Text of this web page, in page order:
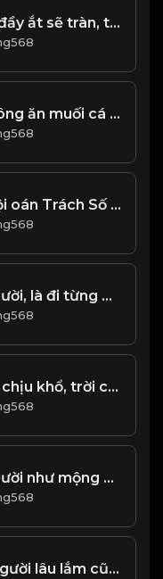
Nước đầy ắt sẽ tràn, trăng tròn rồi lại khuyết! & Đạo
Cá không ăn muối cá ươn... Con cãi cha mẹ trăm đường con hư! & Đạo
Chớ vội oán Trách Số Phận Không Công Bằng, cũng đừng oán trách cơ hội quá xa vời...! & Đạo
Đời người, là đi từng bước từng bước và vứt bỏ từng chút từng chút...! & Đạo
Người chịu khổ, trời cao phụ! Đạo
Đời người như mộng như mơ, vô thường là trạng thái bình thường của sinh mệnh! Đạo
Kiếp người lâu lắm cũng trăm năm...! & Đạo